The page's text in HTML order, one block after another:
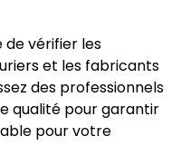
vérifier les
et les fabricants
des professionnels
qualité pour garantir
pour votre